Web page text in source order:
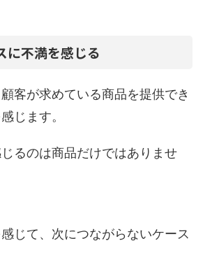
に不満を感じる
客が求めている商品を提供でき
じます。
るのは商品だけではありませ
じて、次につながらないケース